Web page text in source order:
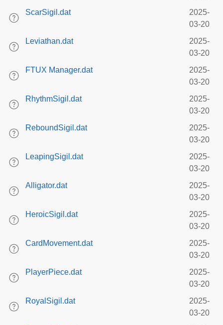
ScarSigil.dat
2025-
03-20
Leviathan.dat
2025-
03-20
FTUX Manager.dat
2025-
03-20
RhythmSigil.dat
2025-
03-20
ReboundSigil.dat
2025-
03-20
LeapingSigil.dat
2025-
03-20
Alligator.dat
2025-
03-20
HeroicSigil.dat
2025-
03-20
CardMovement.dat
2025-
03-20
PlayerPiece.dat
2025-
03-20
RoyalSigil.dat
2025-
03-20